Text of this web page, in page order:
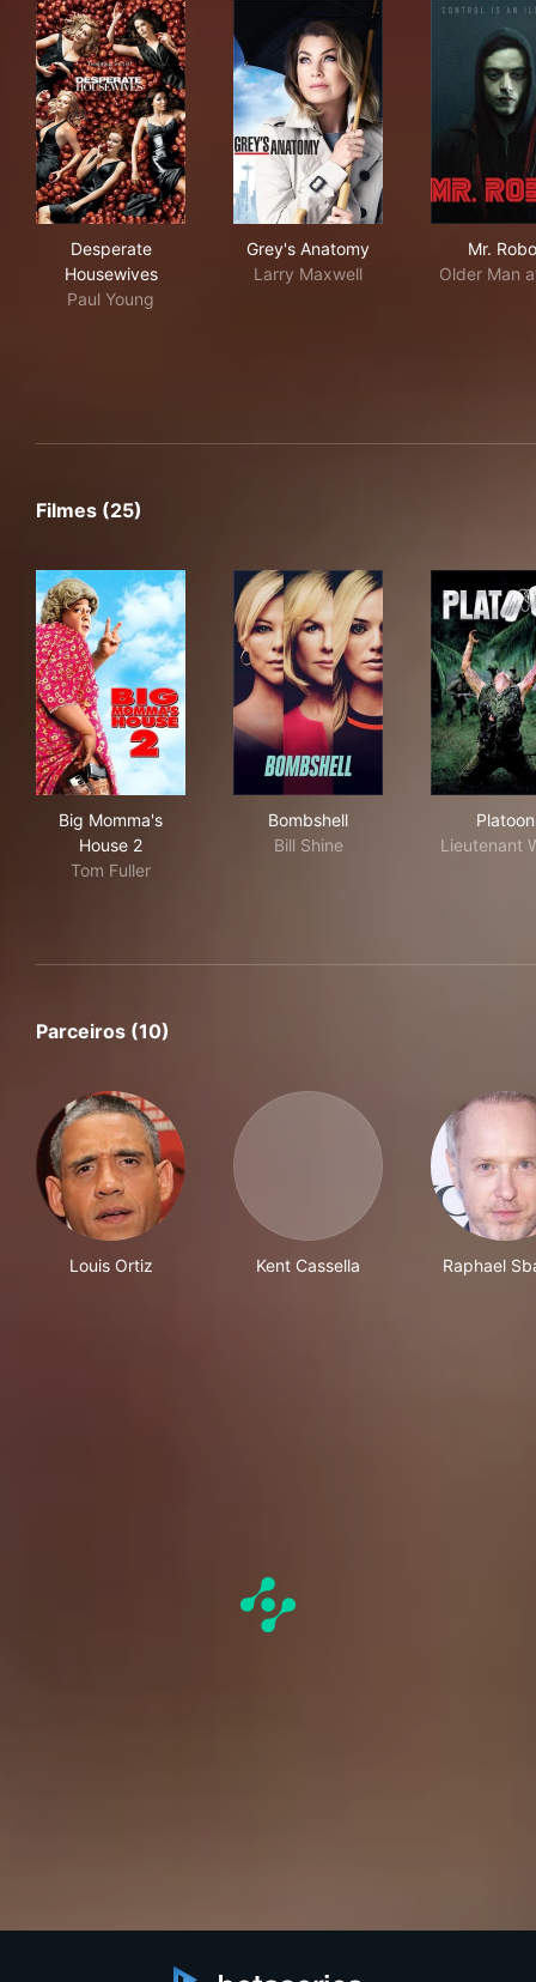
Desperate
Housewives
Paul Young
Grey's Anatomy
Larry Maxwell
Mr.
Older Man
Filmes (25)
Big Momma's
House 2
Tom Fuller
Bombshell
Bill Shine
Platoon
Lieutenant
Parceiros (10)
Louis Ortiz Kent Cassella Raphael